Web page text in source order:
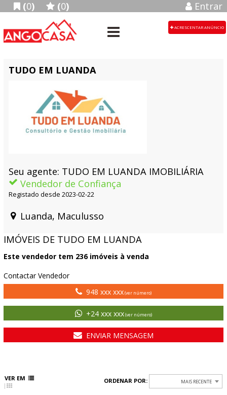
(0) (0) Entrar
ACRESCENTAR ANÚNCIO
TUDO EM LUANDA
Seu agente: TUDO EM LUANDA IMOBILIÁRIA
Vendedor de Confiança
Registado desde 2023-02-22
Luanda, Maculusso
IMÓVEIS DE TUDO EM LUANDA
Este vendedor tem 236imóveis à venda
Contactar Vendedor
948 xxx xxx(ver número)
+24 xxx xxx(ver número)
ENVIAR MENSAGEM
VER EM ORDENAR POR: MAIS RECENTE